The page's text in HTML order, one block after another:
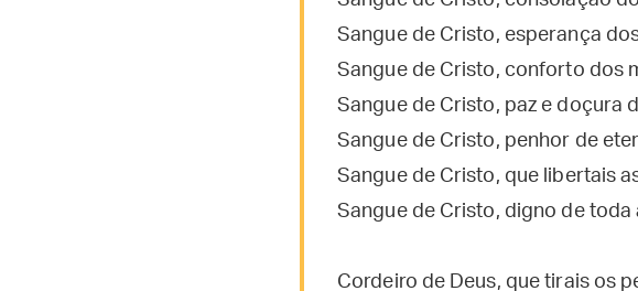
Sangue de Cristo, esperança
Sangue de Cristo, conforto dos
Sangue de Cristo, paz e doçura
Sangue de Cristo, penhor de
Sangue de Cristo, que libertais
Sangue de Cristo, digno de toda
Cordeiro de Deus, que tirais os